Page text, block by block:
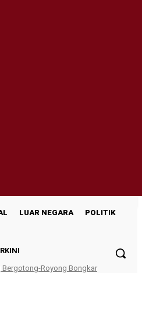
LUAR NEGARA
POLITIK
recognition at The Edge